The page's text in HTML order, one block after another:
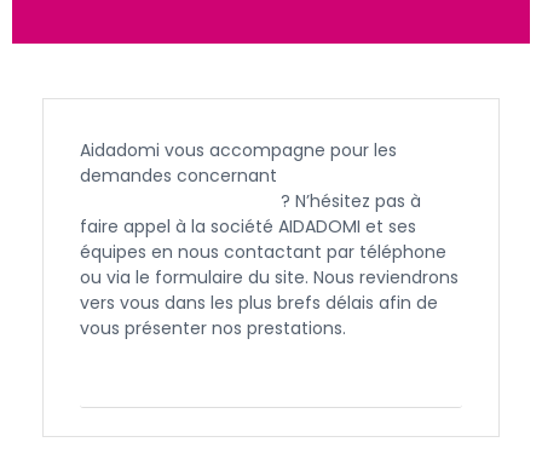
Aidadomi vous accompagne pour les
demandes concernant
? N’hésitez pas à
faire appel à la société AIDADOMI et ses
équipes en nous contactant par téléphone
ou via le formulaire du site. Nous reviendrons
vers vous dans les plus brefs délais afin de
vous présenter nos prestations.